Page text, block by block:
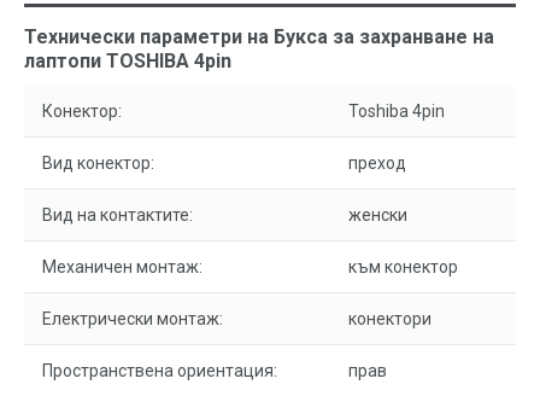
Технически параметри на Букса за захранване на
лаптопи TOSHIBA 4pin
Конектор: Toshiba 4pin
Вид конектор: преход
Вид на контактите: женски
Механичен монтаж: към конектор
Електрически монтаж: конектори
Пространствена ориентация: прав